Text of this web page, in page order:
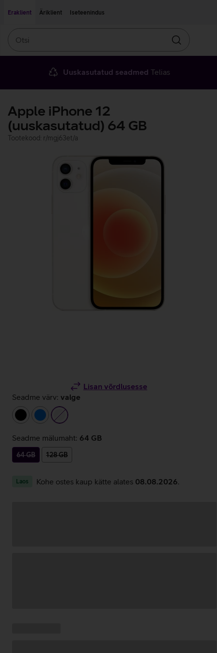
Eraklient
Äriklient Iseteenindus
Otsin
Uuskasutatud seadmed Telias
Apple iPhone 12
(uuskasutatud) 64 GB
Tootekood: r/mgj63et/a
Lisan võrdlusesse
Seadme värv: valge
must
sininevalge
Seadme mälumaht: 64 GB
64 GB 128 GB
Laos Kohe ostes kaup kätte alates 08.08.2026